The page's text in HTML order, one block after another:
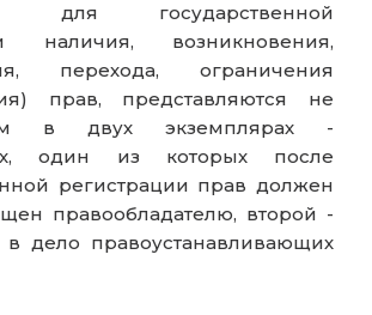
для государственной
наличия, возникновения,
перехода, ограничения
прав, представляются не
в двух экземплярах -
один из которых после
регистрации прав должен
правообладателю, второй -
в дело правоустанавливающих